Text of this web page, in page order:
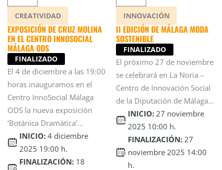
CREATIVIDAD
EXPOSICIÓN DE CRUZ MOLINA
EN EL CENTRO INNOSOCIAL
MÁLAGA ODS
FINALIZADO
El 4 de diciembre a las 19:00
horas inauguramos en el
Centro InnoSocial Málaga
ODS la nueva exposición
‘Botánica Dramática’...
INICIO: 4 diciembre
2025 19:00 h.
FINALIZACIÓN: 18
INNOVACIÓN
II EDICIÓN DE MÁLAGA MODA
SOSTENIBLE
FINALIZADO
El próximo 27 de noviembre
se celebrará en La Noria –
Centro de Innovación Social
de la Diputación de Málaga...
INICIO: 27 noviembre
2025 10:00 h.
FINALIZACIÓN: 27
noviembre 2025 14:00
h.